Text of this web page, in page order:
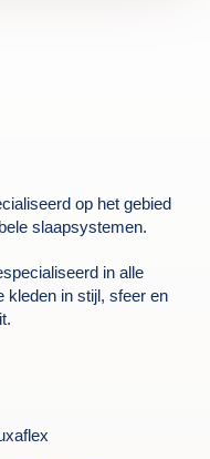
op het gebied
slaapsystemen.
in alle
kleden in stijl, sfeer en